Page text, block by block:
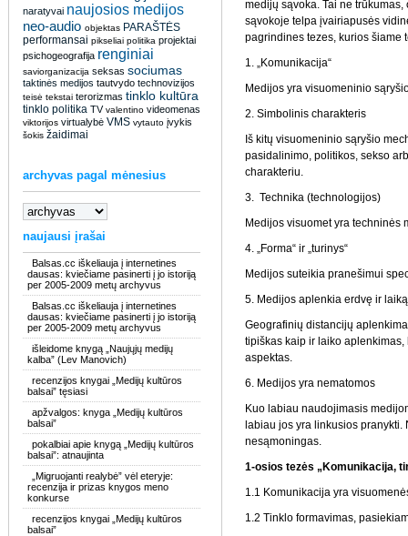
naratyvai naujosios medijos
neo-audio objektas PARAŠTĖS
performansai pikseliai politika projektai
psichogeografija renginiai
saviorganizacija seksas sociumas
taktinės medijos tautvydo technovizijos
teisė tekstai terorizmas tinklo kultūra
tinklo politika TV valentino videomenas
viktorijos virtualybė VMS vytauto įvykis
šokis žaidimai
archyvas pagal mėnesius
naujausi įrašai
Balsas.cc iškeliauja į internetines
dausas: kviečiame pasinerti į jo istoriją
per 2005-2009 metų archyvus
Balsas.cc iškeliauja į internetines
dausas: kviečiame pasinerti į jo istoriją
per 2005-2009 metų archyvus
išleidome knygą „Naujųjų medijų
kalba” (Lev Manovich)
recenzijos knygai „Medijų kultūros
balsai” tęsiasi
apžvalgos: knyga „Medijų kultūros
balsai”
pokalbiai apie knygą „Medijų kultūros
balsai”: atnaujinta
„Migruojanti realybė” vėl eteryje:
recenzija ir prizas knygos meno
konkurse
recenzijos knygai „Medijų kultūros
balsai”
medijų sąvoka. Tai ne
sąvokoje telpa įvairiapusės
pagrindines tezes, kurios šiame
1. „Komunikacija“
Medijos yra visuomeninio
2. Simbolinis charakteris
Iš kitų visuomeninio sąryšio
pasidalinimo, politikos, sekso
charakteriu.
3. Technika (technologijos)
Medijos visuomet yra techninės
4. „Forma“ ir „turinys“
Medijos suteikia pranešimui
5. Medijos aplenkia erdvę ir laiką
Geografinių distancijų
tipiškas kaip ir laiko
aspektas.
6. Medijos yra nematomos
Kuo labiau naudojimasis
labiau jos yra linkusios
nesąmoningas.
1-osios tezės „Komunikacija,
1.1 Komunikacija yra
1.2 Tinklo formavimas,